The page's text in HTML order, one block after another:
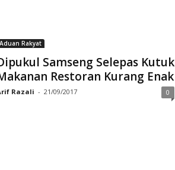
Aduan Rakyat
Samseng Selepas Kutuk
Restoran Kurang Enak
Razali - 21/09/2017 0